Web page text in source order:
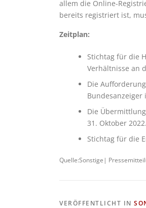
allem die Online-
bereits registriert ist,
Zeitplan:
Stichtag für die
Verhältnisse an
Die
Bundesanzeiger
Die
31. Oktober
Stichtag für die
Quelle:Sonstige|
VERÖFFENTLICHT IN